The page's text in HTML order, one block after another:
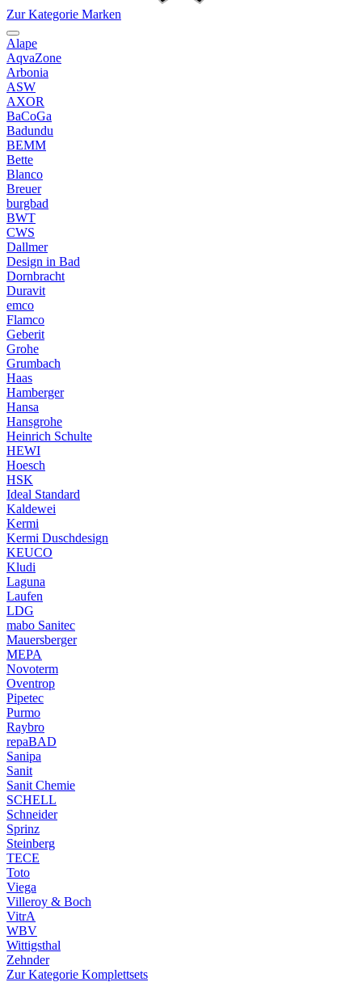
Zur Kategorie Marken
Alape
AqvaZone
Arbonia
ASW
AXOR
BaCoGa
Badundu
BEMM
Bette
Blanco
Breuer
burgbad
BWT
CWS
Dallmer
Design in Bad
Dornbracht
Duravit
emco
Flamco
Geberit
Grohe
Grumbach
Haas
Hamberger
Hansa
Hansgrohe
Heinrich Schulte
HEWI
Hoesch
HSK
Ideal Standard
Kaldewei
Kermi
Kermi Duschdesign
KEUCO
Kludi
Laguna
Laufen
LDG
mabo Sanitec
Mauersberger
MEPA
Novoterm
Oventrop
Pipetec
Purmo
Raybro
repaBAD
Sanipa
Sanit
Sanit Chemie
SCHELL
Schneider
Sprinz
Steinberg
TECE
Toto
Viega
Villeroy & Boch
VitrA
WBV
Wittigsthal
Zehnder
Zur Kategorie Komplettsets